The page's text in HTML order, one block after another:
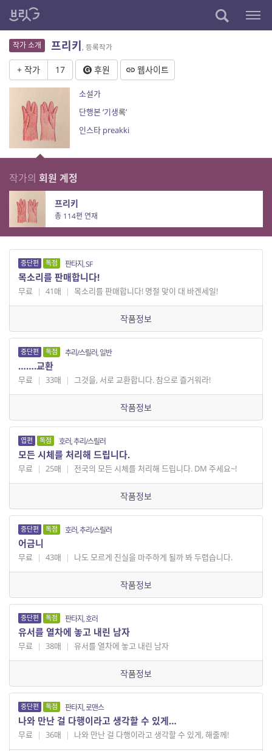
작가 소개 프리키, 등록작가
+ 작가 17 후원 웹사이트
소설가
단행본 ‘기생록’
인스타 preakki
작가의 회원 계정
프리키
총 114편 연재
중단편 독점 판타지, SF
목소리를 판매합니다!
무료 | 41매 | 목소리를 판매합니다! 명절 맞이 대 바겐세일!
작품정보
중단편 독점 추리/스릴러, 일반
…….교환
무료 | 33매 | 그것을, 서로 교환합니다. 참으로 즐거워라!
작품정보
엽편 독점 호러, 추리/스릴러
모든 시체를 처리해 드립니다.
무료 | 25매 | 전국의 모든 시체를 처리해 드립니다. DM 주세요~!
작품정보
중단편 독점 호러, 추리/스릴러
어금니
무료 | 43매 | 나도 모르게 진실을 마주하게 될까 봐 두렵습니다.
작품정보
중단편 독점 판타지, 호러
유서를 열차에 놓고 내린 남자
무료 | 38매 | 유서를 열차에 놓고 내린 남자
작품정보
중단편 독점 판타지, 로맨스
나와 만난 걸 다행이라고 생각할 수 있게…
무료 | 36매 | 나와 만난 걸 다행이라고 생각할 수 있게, 해줄께!